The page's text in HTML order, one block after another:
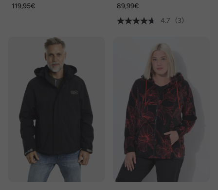
119,95€
XL
89,99€
4.7
(3)